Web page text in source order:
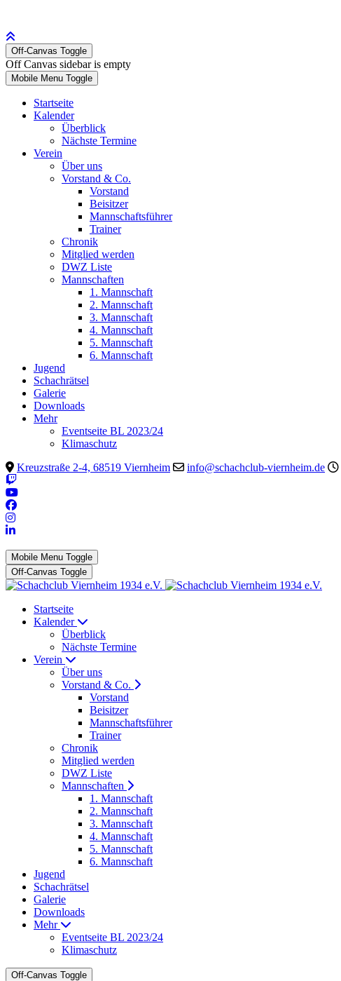
Off-Canvas Toggle
Off Canvas sidebar is empty
Mobile Menu Toggle
Startseite
Kalender
Überblick
Nächste Termine
Verein
Über uns
Vorstand & Co.
Vorstand
Beisitzer
Mannschaftsführer
Trainer
Chronik
Mitglied werden
DWZ Liste
Mannschaften
1. Mannschaft
2. Mannschaft
3. Mannschaft
4. Mannschaft
5. Mannschaft
6. Mannschaft
Jugend
Schachrätsel
Galerie
Downloads
Mehr
Eventseite BL 2023/24
Klimaschutz
Kreuzstraße 2-4, 68519 Viernheim
info@schachclub-viernheim.de
Mobile Menu Toggle
Off-Canvas Toggle
Startseite
Kalender
Überblick
Nächste Termine
Verein
Über uns
Vorstand & Co.
Vorstand
Beisitzer
Mannschaftsführer
Trainer
Chronik
Mitglied werden
DWZ Liste
Mannschaften
1. Mannschaft
2. Mannschaft
3. Mannschaft
4. Mannschaft
5. Mannschaft
6. Mannschaft
Jugend
Schachrätsel
Galerie
Downloads
Mehr
Eventseite BL 2023/24
Klimaschutz
Off-Canvas Toggle